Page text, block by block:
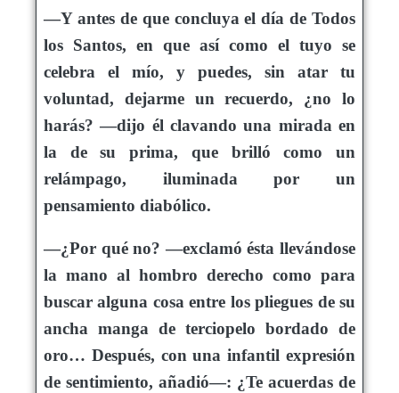
—Y antes de que concluya el día de Todos
los Santos, en que así como el tuyo se
celebra el mío, y puedes, sin atar tu
voluntad, dejarme un recuerdo, ¿no lo
harás? —dijo él clavando una mirada en
la de su prima, que brilló como un
relámpago, iluminada por un
pensamiento diabólico.
—¿Por qué no? —exclamó ésta llevándose
la mano al hombro derecho como para
buscar alguna cosa entre los pliegues de su
ancha manga de terciopelo bordado de
oro… Después, con una infantil expresión
de sentimiento, añadió—: ¿Te acuerdas de